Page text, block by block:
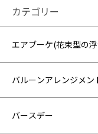
カテゴリー
エアブーケ(花束型の
バルーンアレンジメ
バースデー